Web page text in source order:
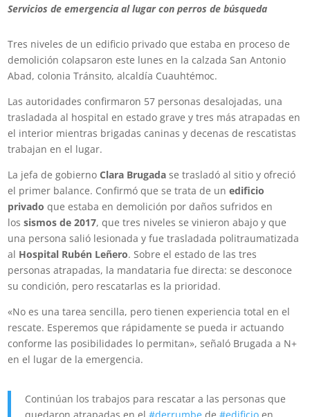
Servicios de emergencia al lugar con perros de búsqueda
Tres niveles de un edificio privado que estaba en proceso de
demolición colapsaron este lunes en la calzada San Antonio
Abad, colonia Tránsito, alcaldía Cuauhtémoc.
Las autoridades confirmaron 57 personas desalojadas, una
trasladada al hospital en estado grave y tres más atrapadas en
el interior mientras brigadas caninas y decenas de rescatistas
trabajan en el lugar.
La jefa de gobiernoClara Brugadase trasladó al sitio y ofreció
el primer balance. Confirmó que se trata de un edificio
privado que estaba en demolición por daños sufridos en
lossismos de 2017, que tres niveles se vinieron abajo y que
una persona salió lesionada y fue trasladada politraumatizada
al Hospital Rubén Leñero. Sobre el estado de las tres
personas atrapadas, la mandataria fue directa: se desconoce
su condición, pero rescatarlas es la prioridad.
«No es una tarea sencilla, pero tienen experiencia total en el
rescate. Esperemos que rápidamente se pueda ir actuando
conforme las posibilidades lo permitan», señaló Brugada a N+
en el lugar de la emergencia.
Continúan los trabajos para rescatar a las personas que